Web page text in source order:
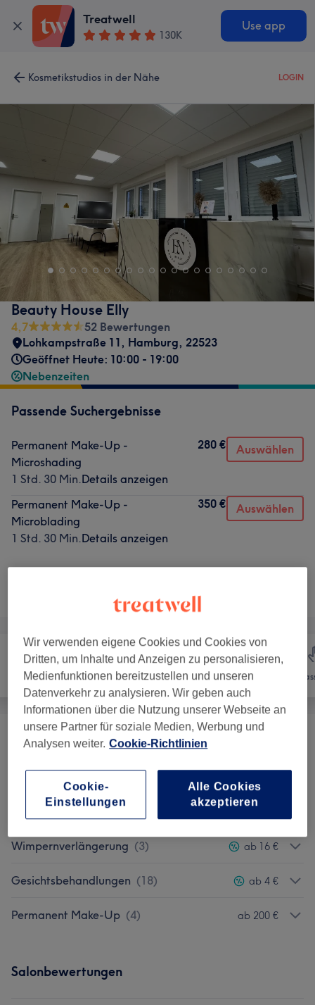
Treatwell
130K
Use app
Kosmetikstudios in der Nähe LOGIN
Beauty House Elly
4,7
52 Bewertungen
Lohkampstraße 11, Hamburg, 22523
Geöffnet Heute: 10:00 - 19:00
Nebenzeiten
Passende Suchergebnisse
Permanent Make-Up -
Microshading
1 Std. 30 Min.Details anzeigen
280 € Auswählen
Permanent Make-Up -
Microblading
1 Std. 30 Min.Details anzeigen
350 € Auswählen
Nägel Gesicht
DECAAR ALGEN PEELING (1)
Wimpern Und Augenbrauen
Wimpernverlängerung (3) ab 16 €
Gesichtsbehandlungen (18) ab 4 €
Permanent Make-Up (4) ab 200 €
Salonbewertungen
Wir verwenden eigene Cookies und Cookies von
Dritten, um Inhalte und Anzeigen zu personalisieren,
Medienfunktionen bereitzustellen und unseren
Datenverkehr zu analysieren. Wir geben auch
Informationen über die Nutzung unserer Webseite an
unsere Partner für soziale Medien, Werbung und
Analysen weiter. Cookie-Richtlinien
Cookie-
Einstellungen
Alle Cookies
akzeptieren